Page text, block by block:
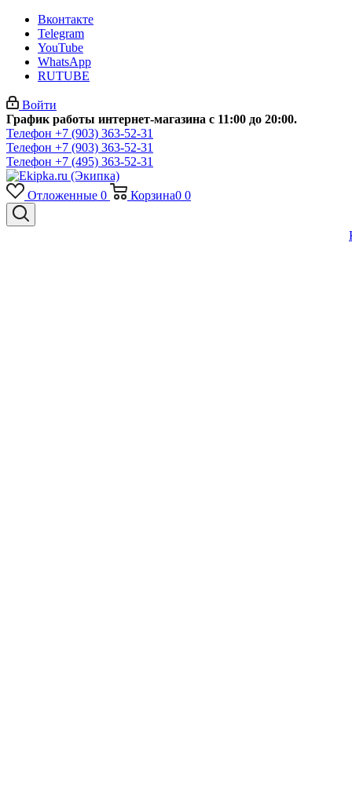
Вконтакте
Telegram
YouTube
WhatsApp
RUTUBE
Войти
График работы интернет-магазина с 11:00 до 20:00.
Телефон +7 (903) 363-52-31
Телефон +7 (903) 363-52-31
Телефон +7 (495) 363-52-31
Отложенные 0 Корзина0 0